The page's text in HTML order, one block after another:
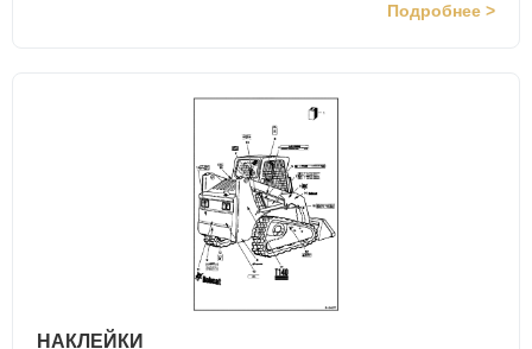
Подробнее >
НАКЛЕЙКИ